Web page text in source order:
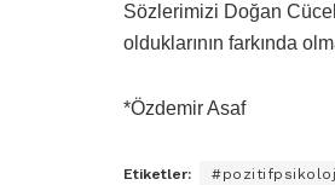
Sözlerimizi Doğan
olduklarının farkında
*Özdemir Asaf
Etiketler: